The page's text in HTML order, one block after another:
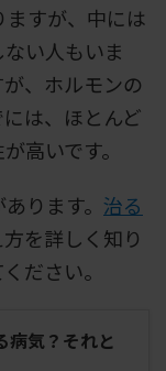
すが、中には
い人もいま
、ホルモンの
は、ほとんど
高いです。
ります。 治る
を詳しく知り
ださい。
病気？それと